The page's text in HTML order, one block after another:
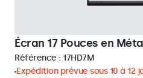
Écran 17 Pouces en
Référence : 17HD7M
Expédition prévue sous 10 à 12